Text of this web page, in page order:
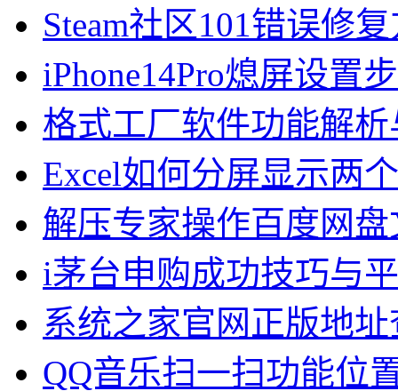
Steam社区101错误修
iPhone14Pro熄屏设置
格式工厂软件功能解
Excel如何分屏显示两
解压专家操作百度网
i茅台申购成功技巧与
系统之家官网正版地
QQ音乐扫一扫功能位